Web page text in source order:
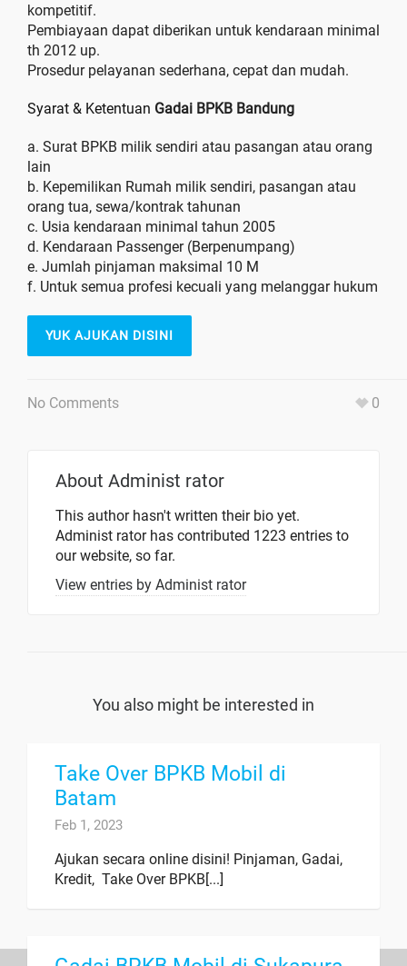
kompetitif.
Pembiayaan dapat diberikan untuk kendaraan minimal
th 2012 up.
Prosedur pelayanan sederhana, cepat dan mudah.
Syarat & Ketentuan Gadai BPKB Bandung
a. Surat BPKB milik sendiri atau pasangan atau orang
lain
b. Kepemilikan Rumah milik sendiri, pasangan atau
orang tua, sewa/kontrak tahunan
c. Usia kendaraan minimal tahun 2005
d. Kendaraan Passenger (Berpenumpang)
e. Jumlah pinjaman maksimal 10 M
f. Untuk semua profesi kecuali yang melanggar hukum
YUK AJUKAN DISINI
No Comments 0
About Administ rator
This author hasn't written their bio yet.
Administ ratorhas contributed 1223 entries to
our website, so far.
View entries by Administ rator
You also might be interested in
Take Over BPKB Mobil di
Batam
Feb 1, 2023
Ajukan secara online disini! Pinjaman, Gadai,
Kredit, Take Over BPKB[...]